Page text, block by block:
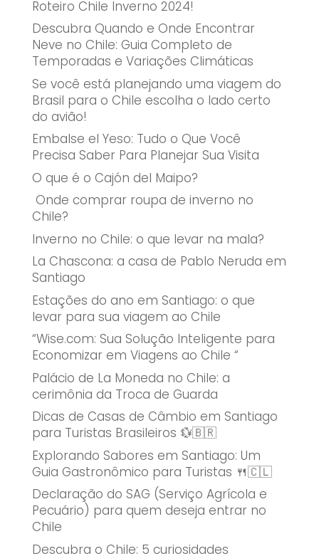
Roteiro Chile Inverno 2024!
Descubra Quando e Onde Encontrar
Neve no Chile: Guia Completo de
Temporadas e Variações Climáticas
Se você está planejando uma viagem do
Brasil para o Chile escolha o lado certo
do avião!
Embalse el Yeso: Tudo o Que Você
Precisa Saber Para Planejar Sua Visita
O que é o Cajón del Maipo?
Onde comprar roupa de inverno no
Chile?
Inverno no Chile: o que levar na mala?
La Chascona: a casa de Pablo Neruda em
Santiago
Estações do ano em Santiago: o que
levar para sua viagem ao Chile
“Wise.com: Sua Solução Inteligente para
Economizar em Viagens ao Chile “
Palácio de La Moneda no Chile: a
cerimônia da Troca de Guarda
Dicas de Casas de Câmbio em Santiago
para Turistas Brasileiros 💱🇧🇷
Explorando Sabores em Santiago: Um
Guia Gastronômico para Turistas 🍴🇨🇱
Declaração do SAG (Serviço Agrícola e
Pecuário) para quem deseja entrar no
Chile
Descubra o Chile: 5 curiosidades